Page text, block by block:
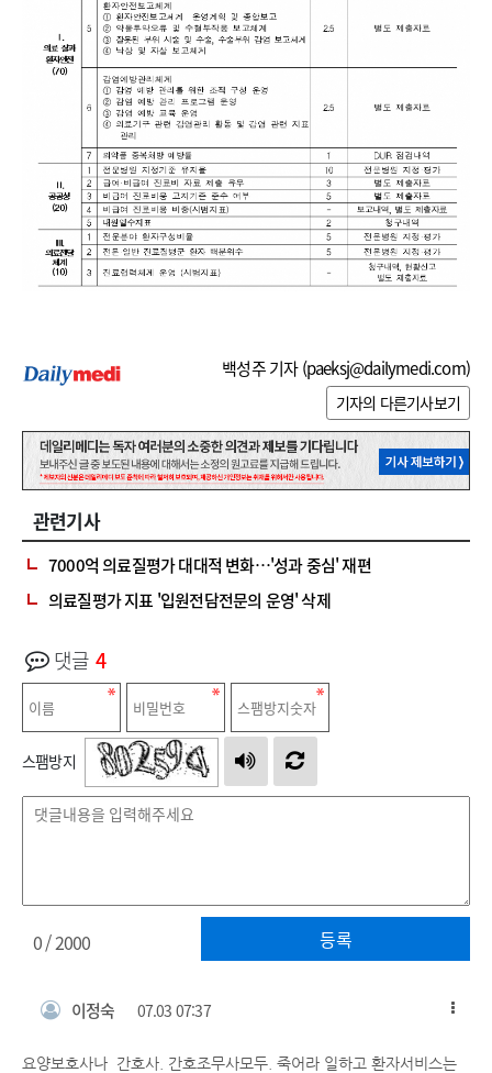
백성주 기자 (paeksj@dailymedi.com)
기자의 다른기사보기
관련기사
7000억 의료질평가 대대적 변화…'성과 중심' 재편
의료질평가 지표 '입원전담전문의 운영' 삭제
댓글 4
스팸방지
등록
0/ 2000
이정숙 07.03 07:37
요양보호사나 간호사. 간호조무사모두. 죽어라 일하고 환자서비스는